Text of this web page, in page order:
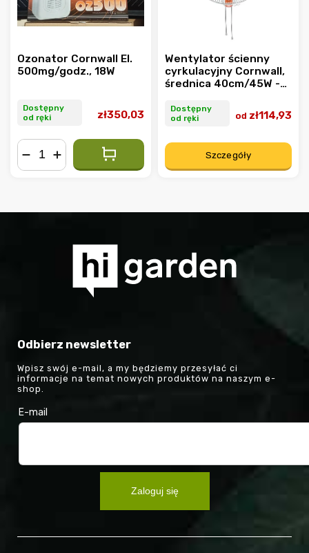
Ozonator Cornwall El.
500mg/godz., 18W
Dostępny
od ręki
zł350,03
Wentylator ścienny
cyrkulacyjny Cornwall,
średnica 40cm/45W -
Dostępny
od ręki
od zł114,93
Szczegóły
Odbierz newsletter
Wpisz swój e-mail, a my będziemy przesyłać ci
informacje na temat nowych produktów na naszym e-
shop.
E-mail
Zaloguj się